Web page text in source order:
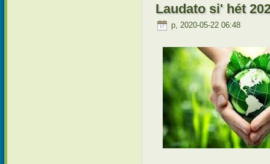
Laudato si' hét
p, 2020-05-22 06:48